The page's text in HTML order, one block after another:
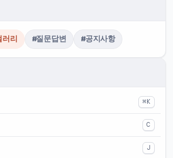
러리 #질문답변 #공지사항
⌘K
C
J